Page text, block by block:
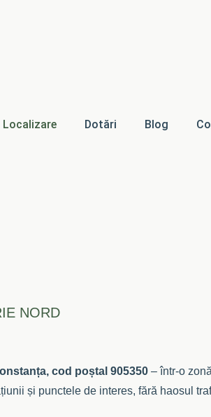
Localizare Dotări Blog
NORD
cod poștal 905350 – într-o
și punctele de interes, fără haosul